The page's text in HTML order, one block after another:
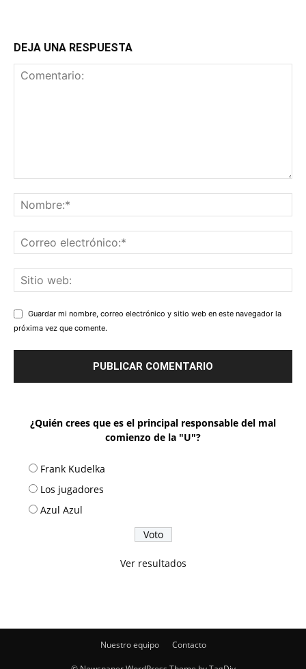
DEJA UNA RESPUESTA
Guardar mi nombre, correo electrónico y sitio web en este navegador la
próxima vez que comente.
¿Quién crees que es el principal responsable del mal
comienzo de la "U"?
Frank Kudelka
Los jugadores
Azul Azul
Ver resultados
Nuestro equipo Contacto